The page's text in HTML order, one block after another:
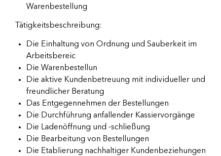
Warenbestellung
Tätigkeitsbeschreibung:
Die Einhaltung von Ordnung und Sauberkeit im
Arbeitsbereic
Die Warenbestellun
Die aktive Kundenbetreuung mit individueller und
freundlicher Beratung
Das Entgegennehmen der Bestellungen
Die Durchführung anfallender Kassiervorgänge
Die Ladenöffnung und -schließung
Die Bearbeitung von Bestellungen
Die Etablierung nachhaltiger Kundenbeziehungen